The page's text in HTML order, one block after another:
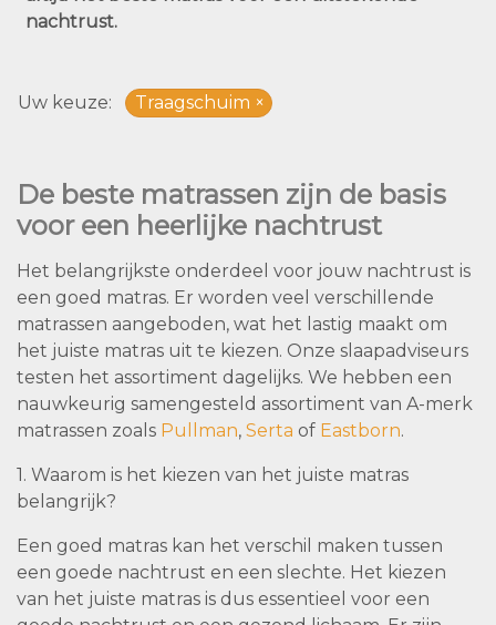
nachtrust.
Uw keuze Traagschuim
De beste matrassen zijn de basis
voor een heerlijke nachtrust
Het belangrijkste onderdeel voor jouw nachtrust is
een goed matras. Er worden veel verschillende
matrassen aangeboden, wat het lastig maakt om
het juiste matras uit te kiezen. Onze slaapadviseurs
testen het assortiment dagelijks. We hebben een
nauwkeurig samengesteld assortiment van A-merk
matrassen zoals Pullman, Serta of Eastborn.
1. Waarom is het kiezen van het juiste matras
belangrijk?
Een goed matras kan het verschil maken tussen
een goede nachtrust en een slechte. Het kiezen
van het juiste matras is dus essentieel voor een